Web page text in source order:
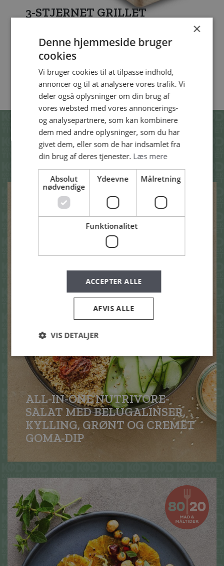
3-STJERNET GRILLET
SE ALLE VORES PRODUKTER
SE OGSÅ DISSE
OPSKRIFTER
ALL-IN-ONE NUTRIVORE-
SALAT MED BELUGALINSER,
KYLLING, GRØNT OG CREMET
GOMA-DIP
×
Denne hjemmeside bruger
cookies
Vi bruger cookies til at tilpasse indhold,
annoncer og til at analysere vores trafik. Vi
deler også oplysninger om din brug af
vores websted med vores annoncerings-
og analysepartnere, som kan kombinere
dem med andre oplysninger, som du har
givet dem, eller som de har indsamlet fra
din brug af deres tjenester. Læs mere
Absolut
nødvendige
Ydeevne Målretning
Funktionalitet
ACCEPTER ALLE
AFVIS ALLE
VIS DETALJER